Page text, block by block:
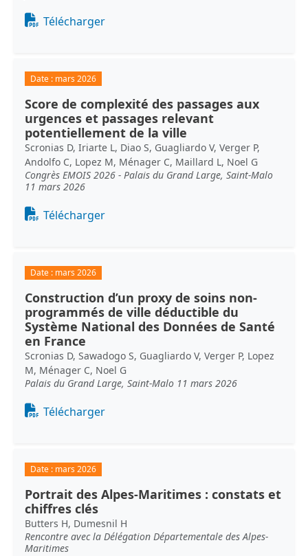
Document
Télécharger
Date : mars 2026
Score de complexité des passages aux
urgences et passages relevant
potentiellement de la ville
Scronias D, Iriarte L, Diao S, Guagliardo V, Verger P,
Andolfo C, Lopez M, Ménager C, Maillard L, Noel G
Congrès EMOIS 2026 - Palais du Grand Large, Saint-Malo
11 mars 2026
Document
Télécharger
Date : mars 2026
Construction d’un proxy de soins non-
programmés de ville déductible du
Système National des Données de Santé
en France
Scronias D, Sawadogo S, Guagliardo V, Verger P, Lopez
M, Ménager C, Noel G
Palais du Grand Large, Saint-Malo 11 mars 2026
Document
Télécharger
Date : mars 2026
Portrait des Alpes-Maritimes : constats et
chiffres clés
Butters H, Dumesnil H
Rencontre avec la Délégation Départementale des Alpes-
Maritimes